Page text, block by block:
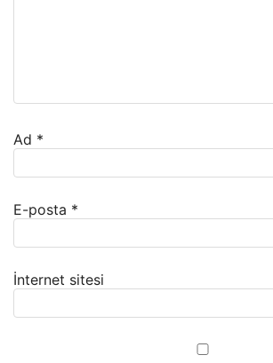
Ad *
E-posta *
İnternet sitesi